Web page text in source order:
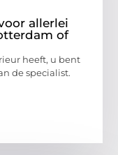
allerlei
of
heeft, u bent
de specialist.